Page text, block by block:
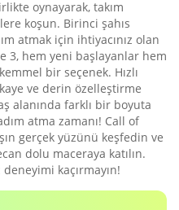
oynayarak, takım
koşun. Birinci şahıs
atmak için ihtiyacınız olan
3, hem yeni başlayanlar hem
bir seçenek. Hızlı
ve derin özelleştirme
alanında farklı bir boyuta
atma zamanı! Call of
gerçek yüzünü keşfedin ve
dolu maceraya katılın.
kaçırmayın!